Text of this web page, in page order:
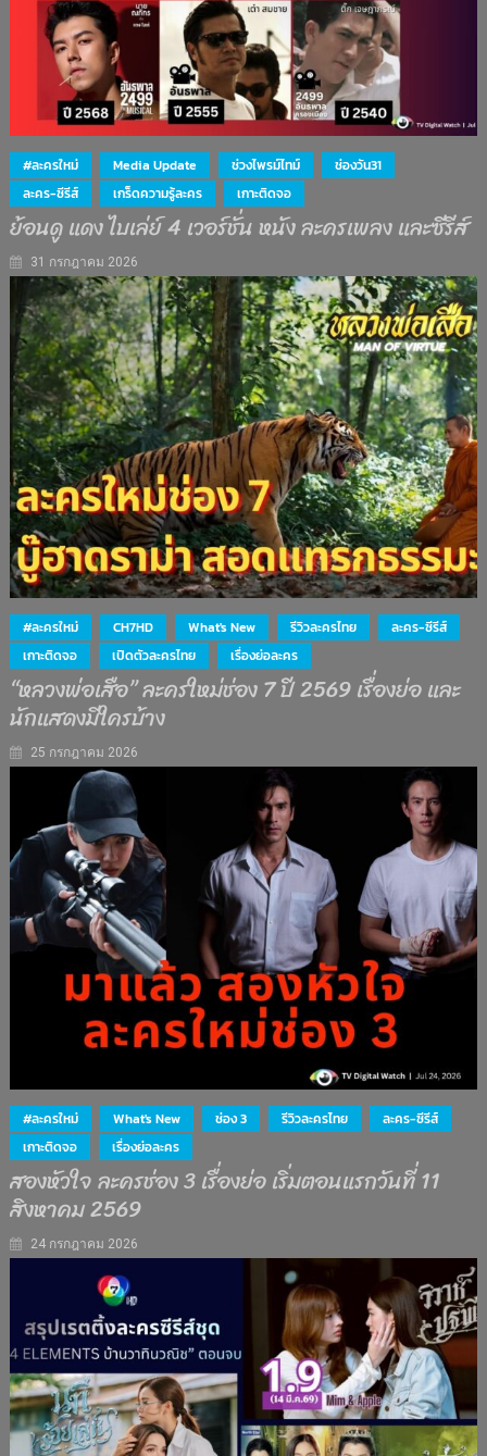
#ละครใหม่ Media Update ช่วงไพรม์ไทม์
ช่องวัน31
ละคร-ซีรีส์
เกร็ดความรู้ละคร เกาะติดจอ
ย้อนดู แดง ไบเล่ย์ 4 เวอร์ชั่น หนัง ละครเพลง และซีรีส์
31 กรกฎาคม 2026
#ละครใหม่ CH7HD What's New รีวิวละครไทย
ละคร-ซีรีส์
เกาะติดจอ
เปิดตัวละครไทย เรื่องย่อละคร
“หลวงพ่อเสือ” ละครใหม่ช่อง 7 ปี 2569 เรื่องย่อ และ
นักแสดงมีใครบ้าง
25 กรกฎาคม 2026
#ละครใหม่ What's New ช่อง 3 รีวิวละครไทย
ละคร-ซีรีส์
เกาะติดจอ
เรื่องย่อละคร
สองหัวใจ ละครช่อง 3 เรื่องย่อ เริ่มตอนแรกวันที่ 11
สิงหาคม 2569
24 กรกฎาคม 2026